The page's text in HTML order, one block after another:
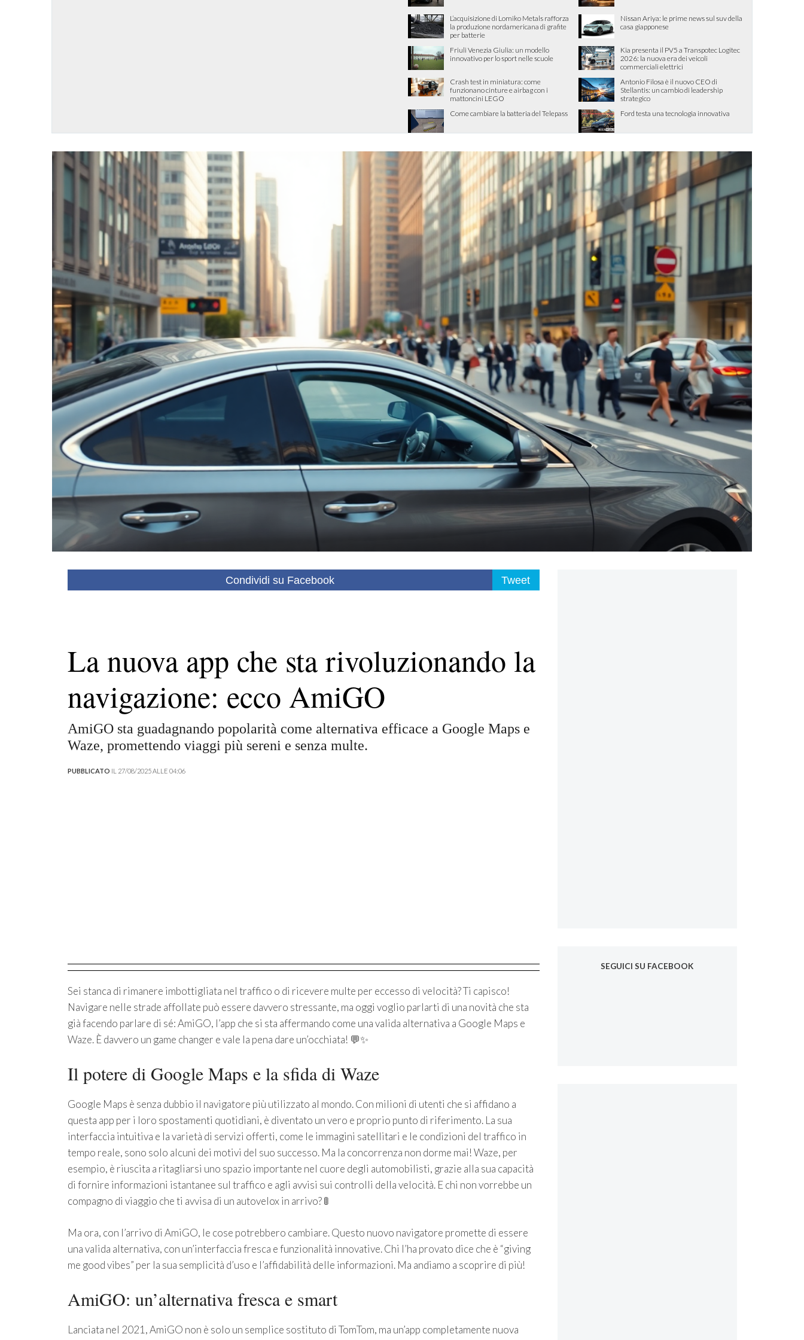
L’acquisizione di Lomiko Metals rafforza
la produzione nordamericana di grafite
per batterie
Nissan Ariya: le prime news sul suv della
casa giapponese
Friuli Venezia Giulia: un modello
innovativo per lo sport nelle scuole
Kia presenta il PV5 a Transpotec Logitec
2026: la nuova era dei veicoli
commerciali elettrici
Crash test in miniatura: come
funzionano cinture e airbag con i
mattoncini LEGO
Antonio Filosa è il nuovo CEO di
Stellantis: un cambio di leadership
strategico
Come cambiare la batteria del Telepass
Ford testa una tecnologia innovativa
Condividi su Facebook Tweet
La nuova app che sta rivoluzionando la
navigazione: ecco AmiGO
AmiGO sta guadagnando popolarità come alternativa efficace a Google Maps e
Waze, promettendo viaggi più sereni e senza multe.
PUBBLICATO IL 27/08/2025 ALLE 04:06
Sei stanca di rimanere imbottigliata nel traffico o di ricevere multe per eccesso di velocità? Ti capisco!
Navigare nelle strade affollate può essere davvero stressante, ma oggi voglio parlarti di una novità che sta
già facendo parlare di sé: AmiGO, l’app che si sta affermando come una valida alternativa a Google Maps e
Waze. È davvero un game changer e vale la pena dare un’occhiata! 💬✨
Il potere di Google Maps e la sfida di Waze
Google Maps è senza dubbio il navigatore più utilizzato al mondo. Con milioni di utenti che si affidano a
questa app per i loro spostamenti quotidiani, è diventato un vero e proprio punto di riferimento. La sua
interfaccia intuitiva e la varietà di servizi offerti, come le immagini satellitari e le condizioni del traffico in
tempo reale, sono solo alcuni dei motivi del suo successo. Ma la concorrenza non dorme mai! Waze, per
esempio, è riuscita a ritagliarsi uno spazio importante nel cuore degli automobilisti, grazie alla sua capacità
di fornire informazioni istantanee sul traffico e agli avvisi sui controlli della velocità. E chi non vorrebbe un
compagno di viaggio che ti avvisa di un autovelox in arrivo? 🚦
Ma ora, con l’arrivo di AmiGO, le cose potrebbero cambiare. Questo nuovo navigatore promette di essere
una valida alternativa, con un’interfaccia fresca e funzionalità innovative. Chi l’ha provato dice che è “giving
me good vibes” per la sua semplicità d’uso e l’affidabilità delle informazioni. Ma andiamo a scoprire di più!
AmiGO: un’alternativa fresca e smart
Lanciata nel 2021, AmiGO non è solo un semplice sostituto di TomTom, ma un’app completamente nuova
SEGUICI SU FACEBOOK